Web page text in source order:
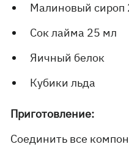
Малиновый сироп
Сок лайма 25 мл
Яичный белок
Кубики льда
Приготовление:
Соединить все